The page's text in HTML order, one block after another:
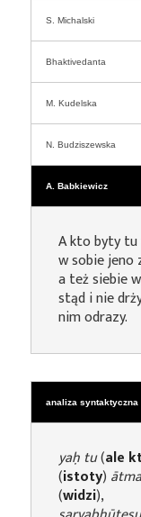
S. Michalski
Bhaktivedanta
M. Kudelska
N. Budziszewska
A. Babkiewicz
A kto byty tu
w sobie jeno
a też siebie
stąd i nie
nim odrazy.
analiza syntaktyczna
yaḥ tu(ale
(istoty)
(widzi),